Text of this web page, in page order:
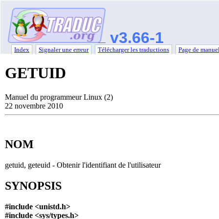
v3.66-1
Index Signaler une erreur Télécharger les traductions Page de
GETUID
Manuel du programmeur Linux (2)
22 novembre 2010
NOM
getuid, geteuid - Obtenir l'identifiant de l'utilisateur
SYNOPSIS
#include <unistd.h>
#include <sys/types.h>